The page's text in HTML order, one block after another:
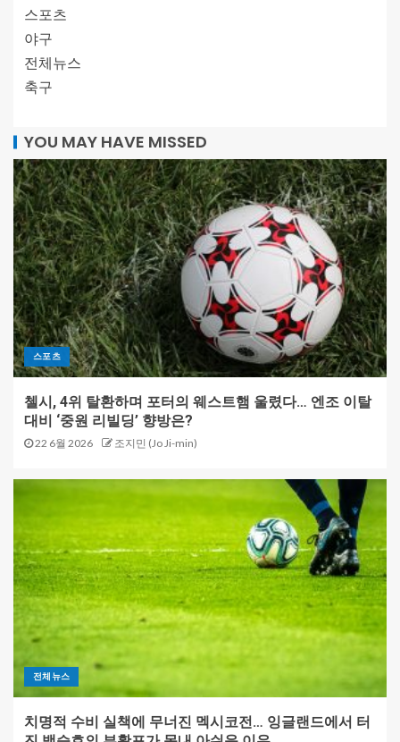
스포츠
야구
전체뉴스
축구
YOU MAY HAVE MISSED
스포츠
첼시, 4위 탈환하며 포터의 웨스트햄 울렸다… 엔조 이탈
대비 ‘중원 리빌딩’ 향방은?
22 6월 2026 조지민 (Jo Ji-min)
전체뉴스
치명적 수비 실책에 무너진 멕시코전… 잉글랜드에서 터